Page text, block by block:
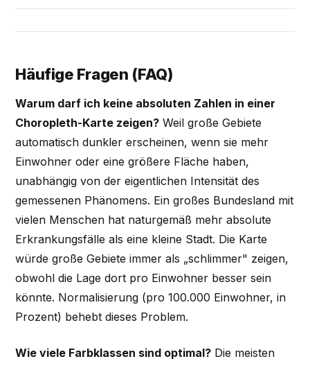
Häufige Fragen (FAQ)
Warum darf ich keine absoluten Zahlen in einer
Choropleth-Karte zeigen? Weil große Gebiete
automatisch dunkler erscheinen, wenn sie mehr
Einwohner oder eine größere Fläche haben,
unabhängig von der eigentlichen Intensität des
gemessenen Phänomens. Ein großes Bundesland mit
vielen Menschen hat naturgemäß mehr absolute
Erkrankungsfälle als eine kleine Stadt. Die Karte
würde große Gebiete immer als „schlimmer" zeigen,
obwohl die Lage dort pro Einwohner besser sein
könnte. Normalisierung (pro 100.000 Einwohner, in
Prozent) behebt dieses Problem.
Wie viele Farbklassen sind optimal? Die meisten